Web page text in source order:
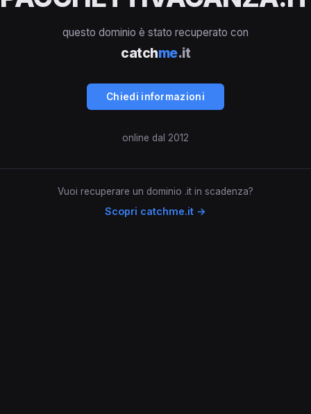
questo dominio è stato recuperato con
catchme.it
Chiedi informazioni
online dal 2012
Vuoi recuperare un dominio .it in scadenza?
Scopri catchme.it →